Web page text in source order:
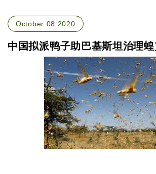
October 08 2020
中国拟派鸭子助巴基斯坦治理